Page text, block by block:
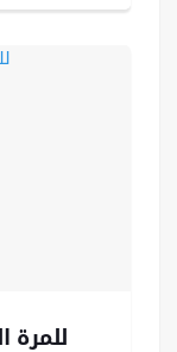
للمرة